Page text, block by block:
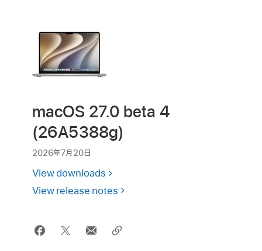
macOS 27.0 beta 4
(26A5388g)
2026年7月20日
View downloads
View release notes